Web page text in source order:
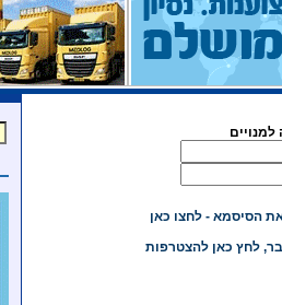
למנויים
הסיסמא - לחצו כאן
לחץ כאן להצטרפות